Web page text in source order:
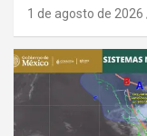
1 de agosto de 2026